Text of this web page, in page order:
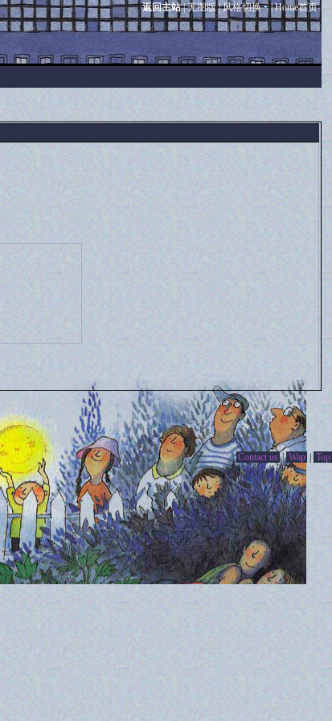
返回主站|无图版|风格切换 |Home首页
Contact us | Wap | Top